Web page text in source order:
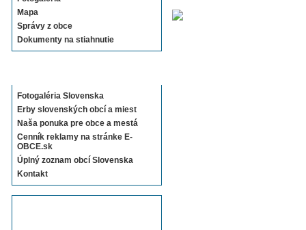
Mapa
Správy z obce
Dokumenty na stiahnutie
Fotogaléria Slovenska
Erby slovenských obcí a miest
Naša ponuka pre obce a mestá
Cenník reklamy na stránke E-
OBCE.sk
Úplný zoznam obcí Slovenska
Kontakt